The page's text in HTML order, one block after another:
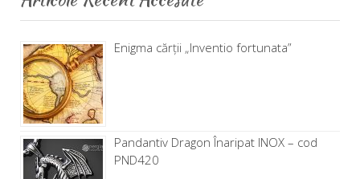
Enigma cărţii „Inventio fortunata”
Pandantiv Dragon Înaripat INOX – cod
PND420